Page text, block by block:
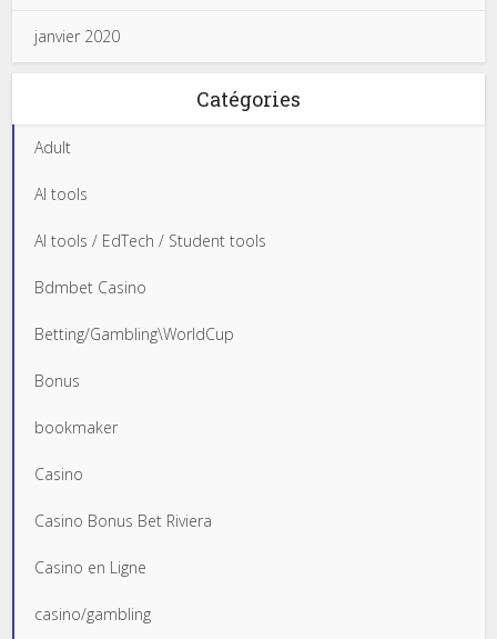
janvier 2020
Catégories
Adult
AI tools
AI tools / EdTech / Student tools
Bdmbet Casino
Betting/Gambling\WorldCup
Bonus
bookmaker
Casino
Casino Bonus Bet Riviera
Casino en Ligne
casino/gambling